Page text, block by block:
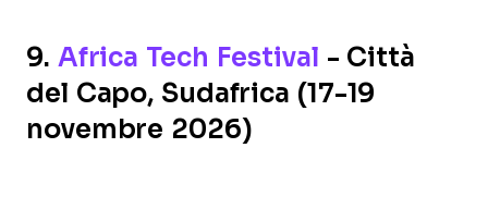
9. Africa Tech Festival - Città
del Capo, Sudafrica (17-19
novembre 2026)